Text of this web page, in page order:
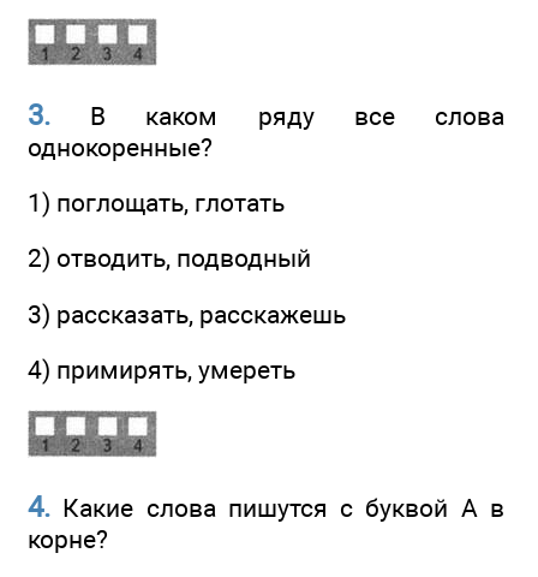
3. В каком ряду все слова
однокоренные?
1) поглощать, глотать
2) отводить, подводный
3) рассказать, расскажешь
4) примирять, умереть
4. Какие слова пишутся с буквой А в
корне?